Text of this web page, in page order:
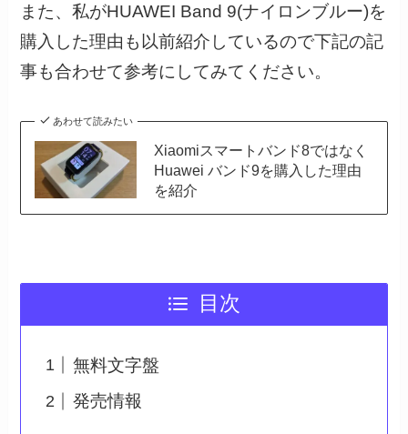
また、私がHUAWEI Band 9(ナイロンブルー)を
購入した理由も以前紹介しているので下記の記
事も合わせて参考にしてみてください。
あわせて読みたい
Xiaomiスマートバンド8ではなく
Huawei バンド9を購入した理由
を紹介
目次
無料文字盤
発売情報